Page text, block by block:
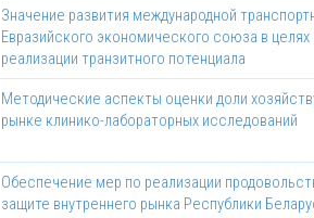
Значение развития международной
Евразийского экономического союза в
реализации транзитного потенциала
Методические аспекты оценки доли
рынке клинико-лабораторных исследований
Обеспечение мер по реализации
защите внутреннего рынка Республики